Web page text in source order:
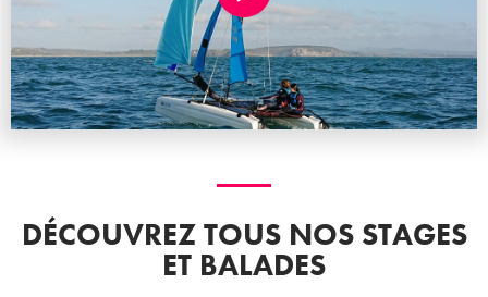
DÉCOUVREZ TOUS NOS STAGES
ET BALADES